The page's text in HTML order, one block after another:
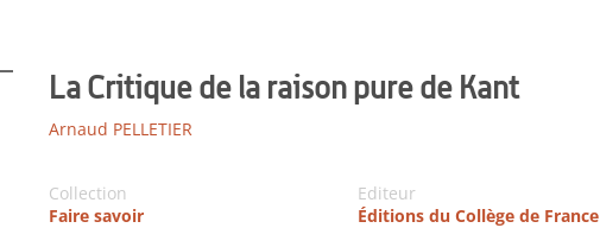
La Critique de la raison pure de Kant
Arnaud PELLETIER
Collection
Faire savoir
Editeur
Éditions du Collège de France